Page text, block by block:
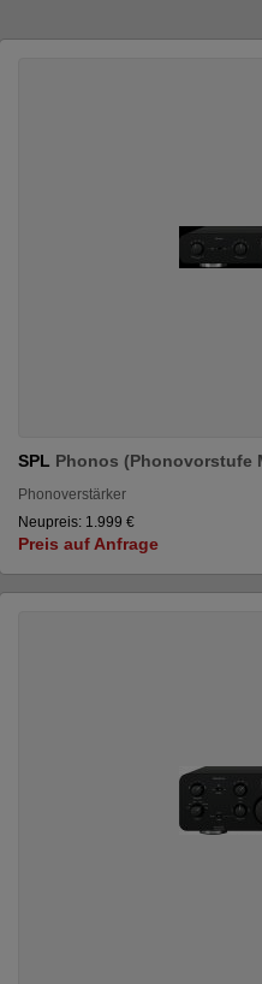
SPL Phonos (Phonovorstufe
Phonoverstärker
Neupreis: 1.999 €
Preis auf Anfrage